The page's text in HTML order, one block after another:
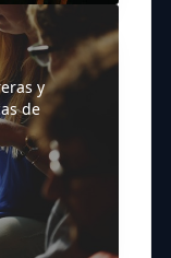
y
de